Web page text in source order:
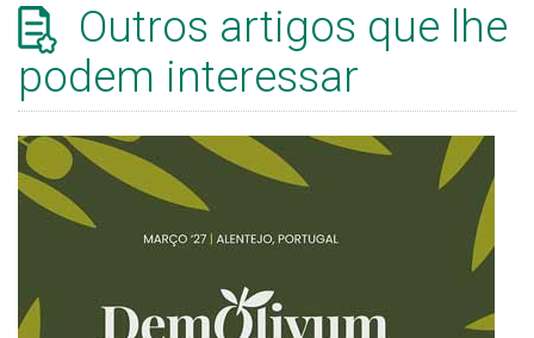
Outros artigos que lhe
podem interessar